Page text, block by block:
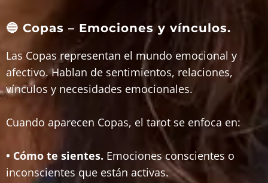
🔵 Copas – Emociones y vínculos.
Las Copas representan el mundo emocional y
afectivo. Hablan de sentimientos, relaciones,
vínculos y necesidades emocionales.
Cuando aparecen Copas, el tarot se enfoca en:
• Cómo te sientes. Emociones conscientes o
inconscientes que están activas.